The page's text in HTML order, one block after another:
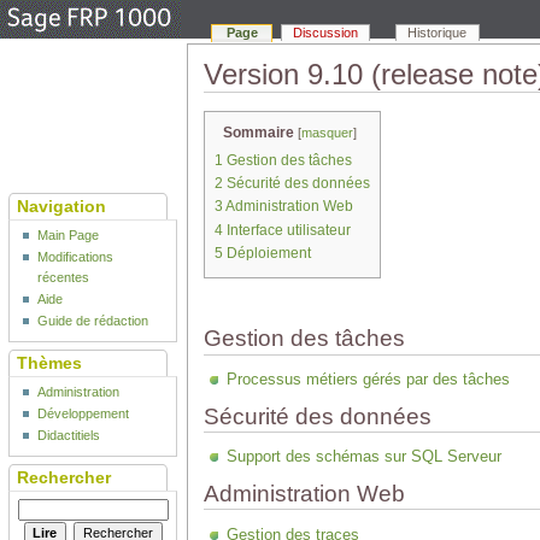
Version 9.10 (release
Sommaire [masquer]
1 Gestion des tâches
2 Sécurité des données
3 Administration Web
4 Interface utilisateur
5 Déploiement
Gestion des tâches
Processus métiers gérés par des tâches
Sécurité des données
Support des schémas sur SQL Serveur
Administration Web
Gestion des traces
Page Discussion Historique
Navigation
Main Page
Modifications
récentes
Aide
Guide de rédaction
Thèmes
Administration
Développement
Didactitiels
Rechercher